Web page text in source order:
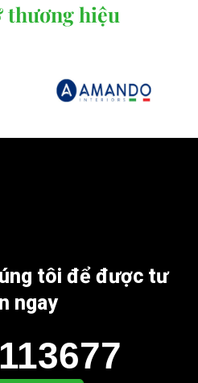
hiệu
tôi để được tư
ngay